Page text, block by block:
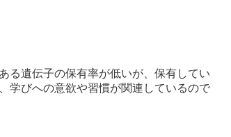
る遺伝子の保有率が低いが、保有してい
学びへの意欲や習慣が関連しているので